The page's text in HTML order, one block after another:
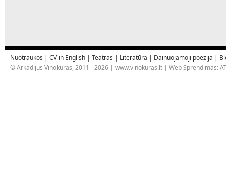
Nuotraukos | CV in English | Teatras | Literatūra | Dainuojamoji poezija |
© Arkadijus Vinokuras, 2011 - 2026 | www.vinokuras.lt | Web Sprendimas: